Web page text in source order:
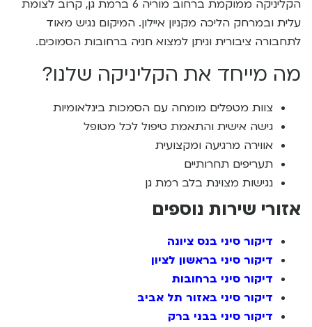
הקליניקה ממוקמת ברחוב מוריה 6 ברמת גן, קרוב לצומת
עלית ובמרחק הליכה מקניון איילון. המיקום נגיש מאוד
לתחבורה ציבורית וניתן למצוא חניה ברחובות הסמוכים.
מה מייחד את הקליניקה שלנו?
צוות מטפלים מומחה עם הסמכות בינלאומיות
גישה אישית והתאמת טיפול לכל מטופל
אווירה מרגיעה ומקצועית
תעריפים תחרותיים
נגישות מצוינת בלב רמת גן
אזורי שירות נוספים
דיקור סיני בנס ציונה
דיקור סיני בראשון לציון
דיקור סיני ברחובות
דיקור סיני באזור תל אביב
דיקור סיני בבני ברק